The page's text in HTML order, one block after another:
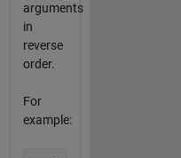
arguments
in
reverse
order.
For
example: